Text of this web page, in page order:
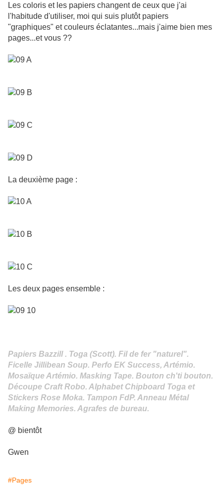
Les coloris et les papiers changent de ceux que j'ai
l'habitude d'utiliser, moi qui suis plutôt papiers
"graphiques" et couleurs éclatantes...mais j'aime bien mes
pages...et vous ??
La deuxième page :
Les deux pages ensemble :
Papiers Bazzill . Toga (Scott). Fil de fer "naturel".
Ficelle Jillibean Soup. Perfo EK Success, Artémio.
Mosaïque Artémio. Masking Tape. Bouton ch'ti bouton.
Découpe Craft Robo. Alphabet Chipboard Toga et
Stickers Rose Moka. Tampon FdP. Anneau Métal
Making Memories. Agrafes de bureau.
@ bientôt
Gwen
#Pages